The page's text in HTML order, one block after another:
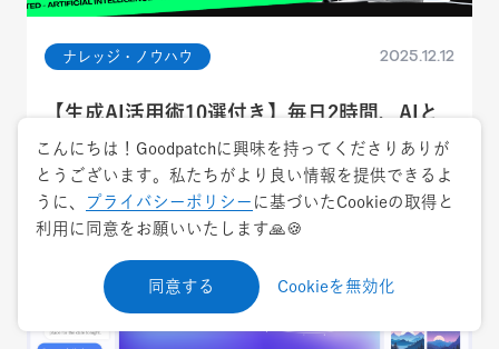
ナレッジ・ノウハウ 2025.12.12
【生成AI活用術10選付き】毎日2時間、AIと
向き合う場所を作る「stoicAI」の取り組み
AI おすすめの本 おすすめツール・サービス 生成AI
こんにちは！Goodpatchに興味を持ってくださりありが
とうございます。私たちがより良い情報を提供できるよ
うに、
プライバシーポリシー に基づいたCookieの取得と
利用に同意をお願いいたします🙏🍪
同意する Cookieを無効化